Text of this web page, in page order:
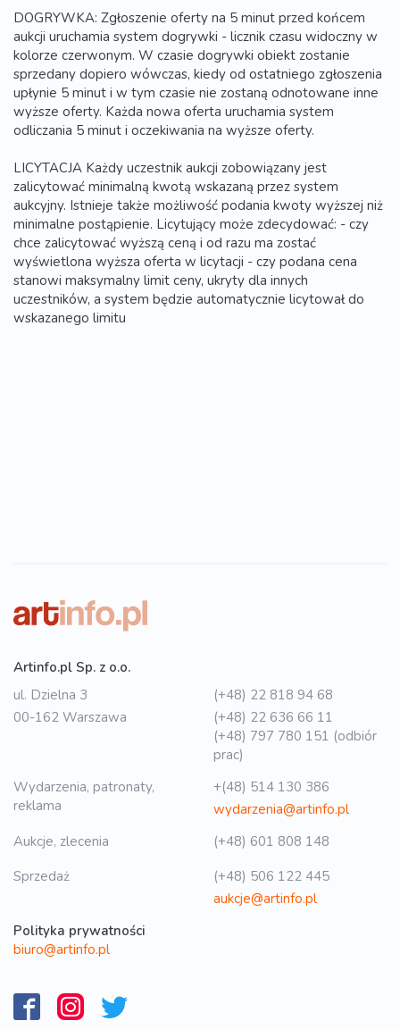
DOGRYWKA: Zgłoszenie oferty na 5 minut przed końcem
aukcji uruchamia system dogrywki - licznik czasu widoczny w
kolorze czerwonym. W czasie dogrywki obiekt zostanie
sprzedany dopiero wówczas, kiedy od ostatniego zgłoszenia
upłynie 5 minut i w tym czasie nie zostaną odnotowane inne
wyższe oferty. Każda nowa oferta uruchamia system
odliczania 5 minut i oczekiwania na wyższe oferty.
LICYTACJA Każdy uczestnik aukcji zobowiązany jest
zalicytować minimalną kwotą wskazaną przez system
aukcyjny. Istnieje także możliwość podania kwoty wyższej niż
minimalne postąpienie. Licytujący może zdecydować: - czy
chce zalicytować wyższą ceną i od razu ma zostać
wyświetlona wyższa oferta w licytacji - czy podana cena
stanowi maksymalny limit ceny, ukryty dla innych
uczestników, a system będzie automatycznie licytował do
wskazanego limitu
Artinfo.pl Sp. z o.o.
ul. Dzielna 3
00-162 Warszawa
(+48) 22 818 94 68
(+48) 22 636 66 11
(+48) 797 780 151 (odbiór
prac)
Wydarzenia, patronaty,
reklama
+(48) 514 130 386
wydarzenia@artinfo.pl
Aukcje, zlecenia
(+48) 601 808 148
Sprzedaż
(+48) 506 122 445
aukcje@artinfo.pl
Polityka prywatności
biuro@artinfo.pl